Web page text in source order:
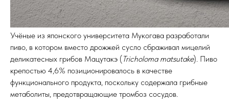
Учёные из японского университета Мукогава разработали
пиво, в котором вместо дрожжей сусло сбраживал мицелий
деликатесных грибов Мацутакэ (Tricholoma matsutake). Пиво
крепостью 4,6% позиционировалось в качестве
функционального продукта, поскольку содержала грибные
метаболиты, предотвращающие тромбоз сосудов.